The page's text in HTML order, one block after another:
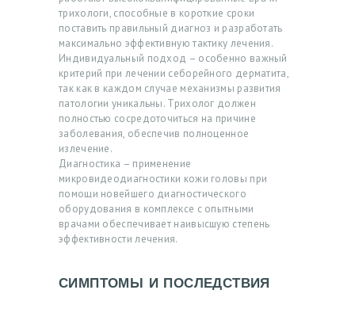
трихологи, способные в короткие сроки
поставить правильный диагноз и разработать
максимально эффективную тактику лечения.
Индивидуальный подход – особенно важный
критерий при лечении себорейного дерматита,
так как в каждом случае механизмы развития
патологии уникальны. Трихолог должен
полностью сосредоточиться на причине
заболевания, обеспечив полноценное
излечение.
Диагностика – применение
микровидеодиагностики кожи головы при
помощи новейшего диагностического
оборудования в комплексе с опытными
врачами обеспечивает наивысшую степень
эффективности лечения.
СИМПТОМЫ И ПОСЛЕДСТВИЯ